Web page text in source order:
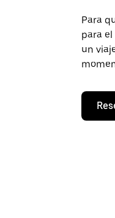
Para
para
un